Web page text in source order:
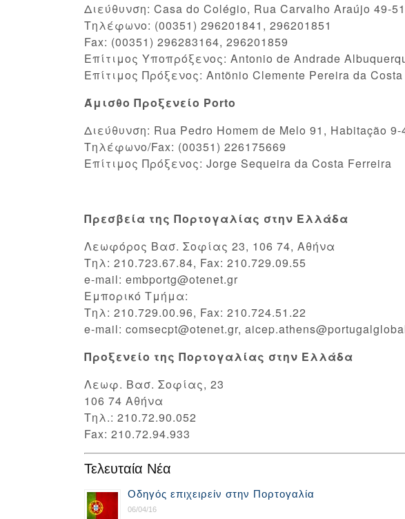
Διεύθυνση: Casa do Colégio, Rua Carvalho Araújo 49-
Τηλέφωνο: (00351) 296201841, 296201851
Fax: (00351) 296283164, 296201859
Επίτιμος Υποπρόξενος: Antonio de Andrade
Επίτιμος Πρόξενος: Antõnio Clemente Pereira da
Άμισθο Προξενείο Porto
Διεύθυνση: Rua Pedro Homem de Melo 91, Habitação
Τηλέφωνο/Fax: (00351) 226175669
Επίτιμος Πρόξενος: Jorge Sequeira da Costa Ferreira
Πρεσβεία της Πορτογαλίας στην Ελλάδα
Λεωφόρος Βασ. Σοφίας 23, 106 74, Αθήνα
Τηλ: 210.723.67.84, Fax: 210.729.09.55
e-mail: embportg@otenet.gr
Εμπορικό Τμήμα:
Τηλ: 210.729.00.96, Fax: 210.724.51.22
e-mail: comsecpt@otenet.gr,
Προξενείο της Πορτογαλίας στην Ελλάδα
Λεωφ. Βασ. Σοφίας, 23
106 74 Αθήνα
Tηλ.: 210.72.90.052
Fax: 210.72.94.933
Τελευταία Νέα
Οδηγός επιχειρείν στην Πορτογαλία
06/04/16